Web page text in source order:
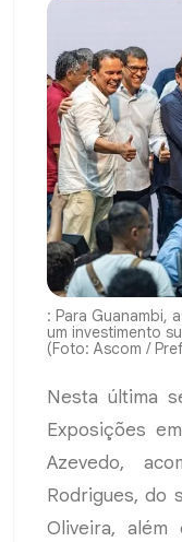
: Para Guanambi,
um investimento
(Foto: Ascom /
Nesta última
Exposições
Azevedo,
Rodrigues, do
Oliveira, além